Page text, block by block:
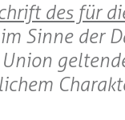
des für
Sinne der